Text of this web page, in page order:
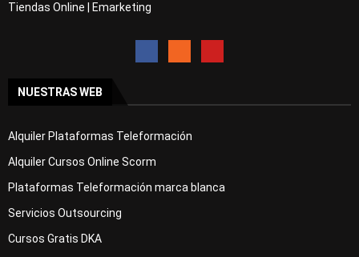
Tiendas Online | Emarketing
NUESTRAS WEB
Alquiler Plataformas Teleformación
Alquiler Cursos Online Scorm
Plataformas Teleformación marca blanca
Servicios Outsourcing
Cursos Gratis DKA